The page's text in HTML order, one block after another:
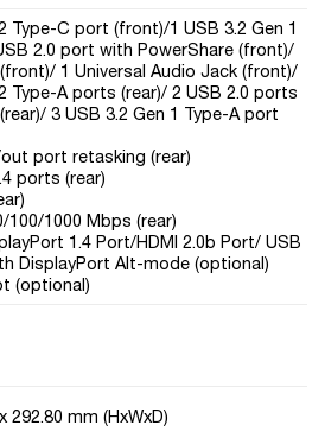
Type-C port (front)/1 USB 3.2 Gen 1
2.0 port with PowerShare (front)/
1 Universal Audio Jack (front)/
Type-A ports (rear)/ 2 USB 2.0 ports
3 USB 3.2 Gen 1 Type-A port
port retasking (rear)
ports (rear)
100/1000 Mbps (rear)
1.4 Port/HDMI 2.0b Port/ USB
DisplayPort Alt-mode (optional)
(optional)
292.80 mm (HxWxD)